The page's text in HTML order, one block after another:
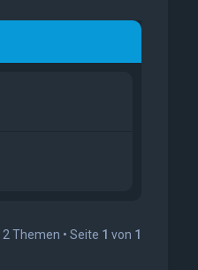
2 Themen • Seite 1 von 1